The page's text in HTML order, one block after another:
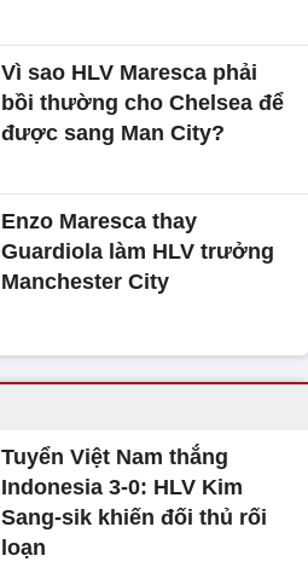
Vì sao HLV Maresca phải
bồi thường cho Chelsea để
được sang Man City?
Enzo Maresca thay
Guardiola làm HLV trưởng
Manchester City
Tuyển Việt Nam thắng
Indonesia 3-0: HLV Kim
Sang-sik khiến đối thủ rối
loạn